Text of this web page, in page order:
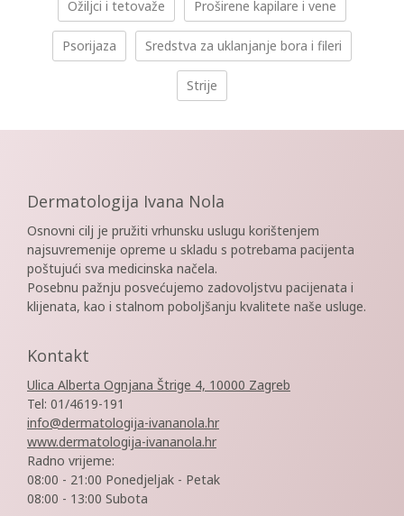
Ožiljci i tetovaže Proširene kapilare i vene
Psorijaza Sredstva za uklanjanje bora i fileri
Strije
Dermatologija Ivana Nola
Osnovni cilj je pružiti vrhunsku uslugu korištenjem
najsuvremenije opreme u skladu s potrebama pacijenta
poštujući sva medicinska načela.
Posebnu pažnju posvećujemo zadovoljstvu pacijenata i
klijenata, kao i stalnom poboljšanju kvalitete naše usluge.
Kontakt
Ulica Alberta Ognjana Štrige 4, 10000 Zagreb
Tel: 01/4619-191
info@dermatologija-ivananola.hr
www.dermatologija-ivananola.hr
Radno vrijeme:
08:00 - 21:00 Ponedjeljak - Petak
08:00 - 13:00 Subota